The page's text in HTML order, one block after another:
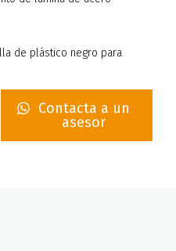
de plástico negro para
Contacta a un
asesor